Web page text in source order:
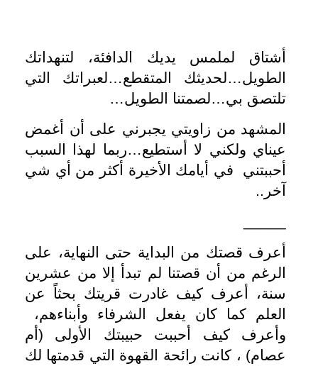
أشتاق لملمس يديك الدافئة، لتنهداتك
الطويل…لحديثك المتقطع…لعبراتك التي
تلتصق بي…لصمتنا الطويل…
المشهد من زاويتي يجبرني على أن أغمض
عيناي ولكني لا أستطيع…ربما لهذا السبب
أحببتني في أيامك الأخيرة أكثر من أي شي
آخر..
أعرف قصتك من البداية حتى النهاية، على
الرغم من أن قصتنا لم تبدأ إلا من عشرين
سنة، أعرف كيف غادرت قريتك بحثاً عن
العلم كما كان يفعل الشرفاء وأبناءهم،
وأعرف كيف أحببت حبيبتك الأولى (أم
عصام) ، كانت رائحة القهوة التي قدمتها لك